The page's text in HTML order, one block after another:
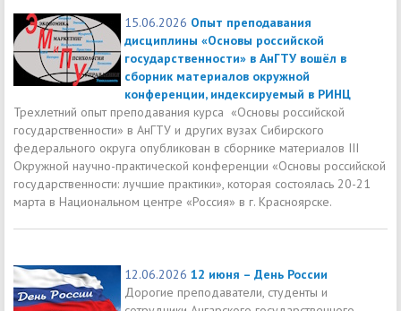
15.06.2026 Опыт преподавания
дисциплины «Основы российской
государственности» в АнГТУ вошёл в
сборник материалов окружной
конференции, индексируемый в РИНЦ
Трехлетний опыт преподавания курса «Основы российской
государственности» в АнГТУ и других вузах Сибирского
федерального округа опубликован в сборнике материалов III
Окружной научно-практической конференции «Основы российской
государственности: лучшие практики», которая состоялась 20-21
марта в Национальном центре «Россия» в г. Красноярске.
12.06.2026 12 июня – День России
Дорогие преподаватели, студенты и